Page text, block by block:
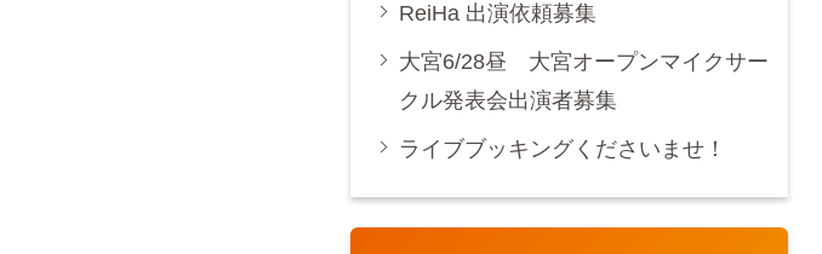
ReiHa 出演依頼募集
大宮6/28昼 大宮オープンマイクサー
クル発表会出演者募集
ライブブッキングくださいませ！